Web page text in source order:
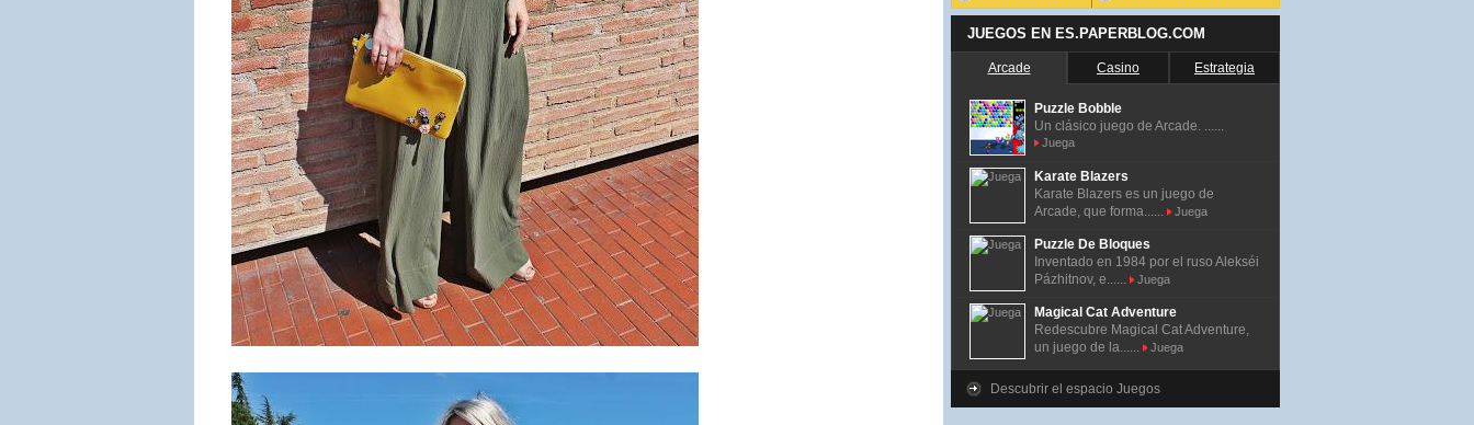
JUEGOS EN ES.PAPERBLOG.COM
Arcade Casino Estrategia
Puzzle Bobble
Un clásico juego de Arcade. ......
Juega
Karate Blazers
Karate Blazers es un juego de
Arcade, que forma......
Juega
Puzzle De Bloques
Inventado en 1984 por el ruso Alekséi
Pázhitnov, e......
Juega
Magical Cat Adventure
Redescubre Magical Cat Adventure,
un juego de la......
Juega
Descubrir el espacio Juegos